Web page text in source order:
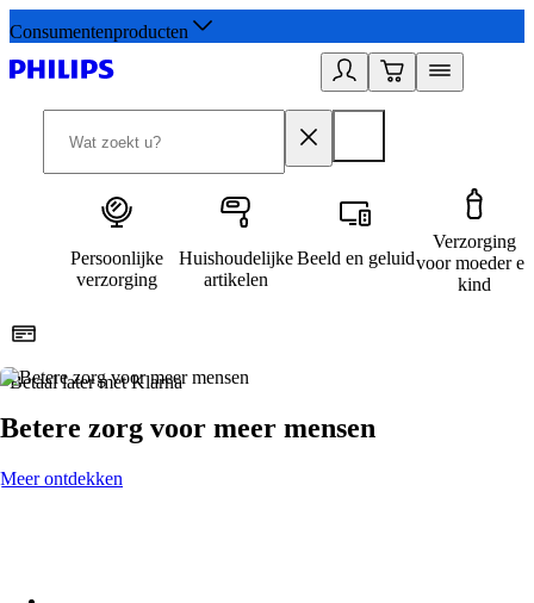
Consumentenproducten
Persoonlijke
verzorging
Huishoudelijke
artikelen
Beeld en geluid
Verzorging
voor moeder en
kind
Betaal later met Klarna
Betere zorg voor meer mensen
Meer ontdekken